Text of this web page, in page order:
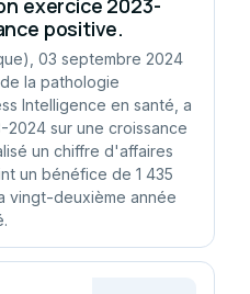
exercice 2023-
positive.
03 septembre 2024
la pathologie
Intelligence en santé, a
sur une croissance
un chiffre d'affaires
un bénéfice de 1 435
vingt-deuxième année